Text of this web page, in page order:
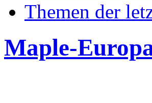
Themen der
Maple-